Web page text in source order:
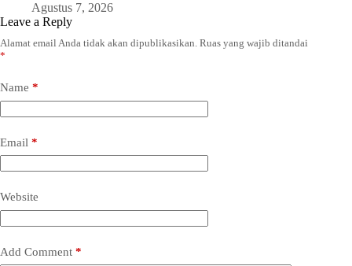
Agustus 7, 2026
Leave a Reply
Alamat email Anda tidak akan dipublikasikan. Ruas yang wajib ditandai
*
Name *
Email *
Website
Add Comment *